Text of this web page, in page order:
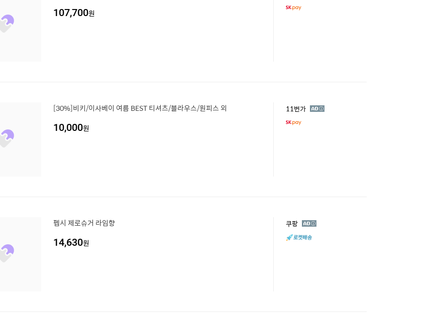
107,700원
[30%]비키/이사베이 여름 BEST 티셔츠/블라우스/원피스 외
10,000원
11번가 광
펩시 제로슈거 라임향
14,630원
쿠팡 광
고